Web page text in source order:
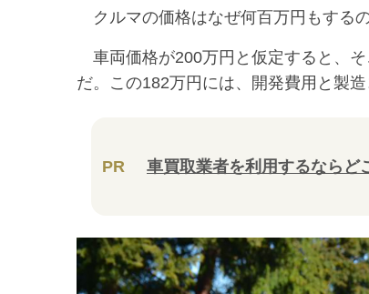
クルマの価格はなぜ何百万円もするの
車両価格が200万円と仮定すると、
だ。この182万円には、開発費用と製
PR 車買取業者を利用するならど